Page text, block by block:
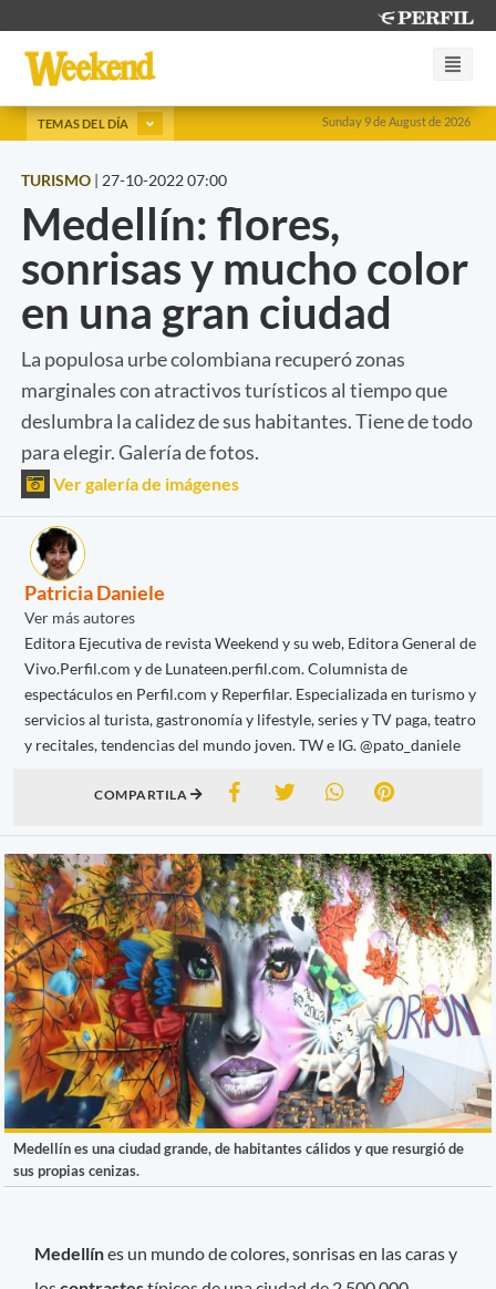
Sunday 9 de August de 2026
TEMAS DEL DÍA
TURISMO | 27-10-2022 07:00
Medellín: flores,
sonrisas y mucho color
en una gran ciudad
La populosa urbe colombiana recuperó zonas
marginales con atractivos turísticos al tiempo que
deslumbra la calidez de sus habitantes. Tiene de todo
para elegir. Galería de fotos.
Ver galería de imágenes
Patricia Daniele
Ver más autores
Editora Ejecutiva de revista Weekend y su web, Editora General de
Vivo.Perfil.com y de Lunateen.perfil.com. Columnista de
espectáculos en Perfil.com y Reperfilar. Especializada en turismo y
servicios al turista, gastronomía y lifestyle, series y TV paga, teatro
y recitales, tendencias del mundo joven. TW e IG. @pato_daniele
COMPARTILA
Medellín es una ciudad grande, de habitantes cálidos y que resurgió de
sus propias cenizas.
Medellínes un mundo de colores, sonrisas en las caras y